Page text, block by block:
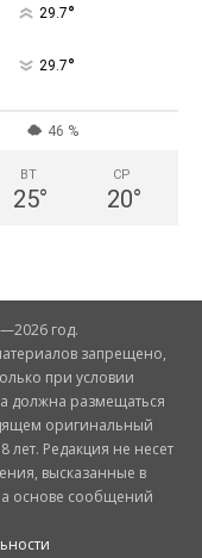
29.7°
29.7°
46 %
ВТ
25°
СР
20°
год.
запрещено,
при условии
должна размещаться
оригинальный
лет. Редакция не несет
высказанные в
основе сообщений